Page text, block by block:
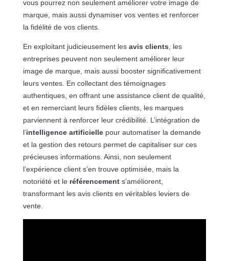
vous pourrez non seulement améliorer votre image de
marque, mais aussi dynamiser vos ventes et renforcer
la fidélité de vos clients.
En exploitant judicieusement les avis clients , les
entreprises peuvent non seulement améliorer leur
image de marque, mais aussi booster significativement
leurs ventes. En collectant des témoignages
authentiques, en offrant une assistance client de qualité,
et en remerciant leurs fidèles clients, les marques
parviennent à renforcer leur crédibilité. L’intégration de
l’intelligence artificiellepour automatiser la demande
et la gestion des retours permet de capitaliser sur ces
précieuses informations. Ainsi, non seulement
l’expérience client s’en trouve optimisée, mais la
notoriété et le référencements’améliorent,
transformant les avis clients en véritables leviers de
vente.